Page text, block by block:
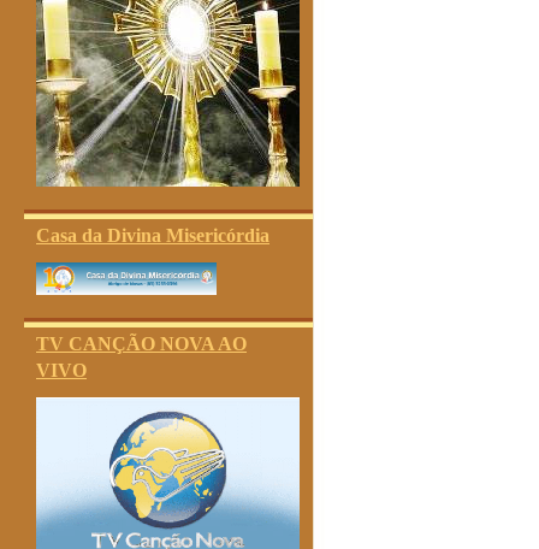
Casa da Divina Misericórdia
TV CANÇÃO NOVA AO
VIVO